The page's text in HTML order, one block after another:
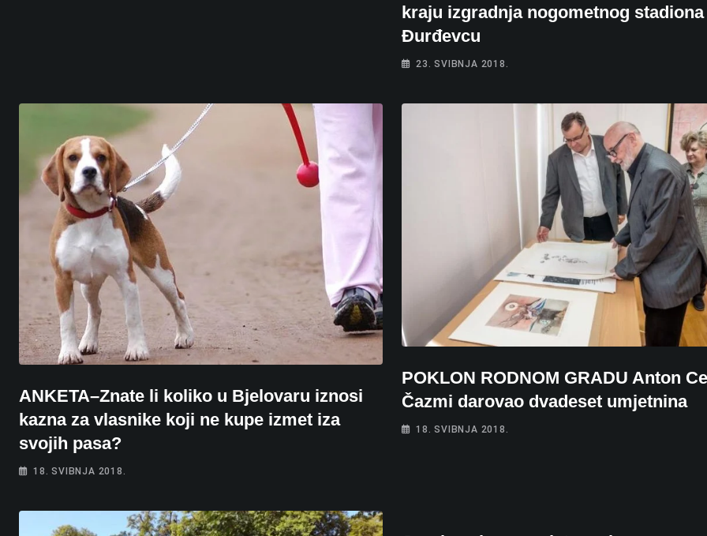
kraju izgradnja nogometnog
Đurđevcu
23. SVIBNJA 2018.
ANKETA–Znate li koliko u Bjelovaru iznosi
kazna za vlasnike koji ne kupe izmet iza
svojih pasa?
18. SVIBNJA 2018.
POKLON RODNOM GRADU Anton
Čazmi darovao dvadeset umjetnina
18. SVIBNJA 2018.